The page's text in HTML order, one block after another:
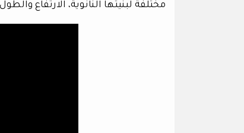
مختلفة لبنيتها النانوية، الارتفاع